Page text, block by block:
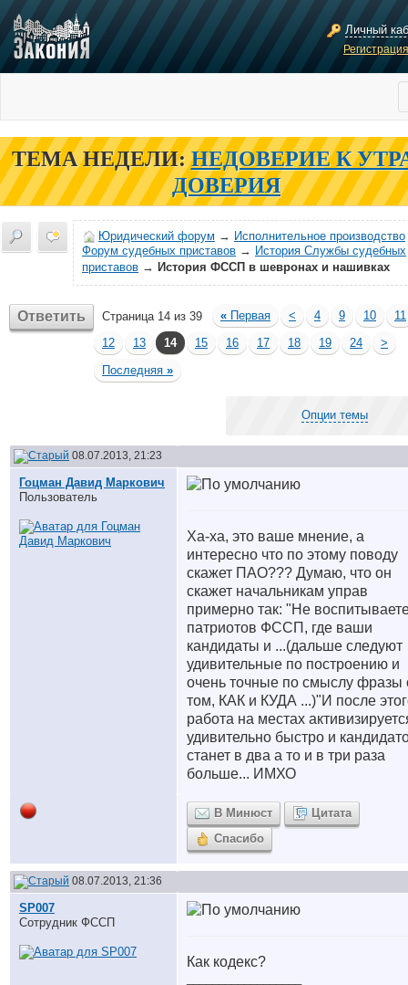
Личный
ТЕМА НЕДЕЛИ: НЕДОВЕРИЕ К
ДОВЕРИЯ
Юридический форум → Исполнительное производство
Форум судебных приставов → История Службы судебных
приставов → История ФССП в шевронах и нашивках
Ответить Страница 14 из 39 « Первая < 4 9 10
11
12
13 14 15 16 17 18 19 24
>
Последняя »
Опции темы
08.07.2013, 21:23
Гоцман Давид Маркович
Пользователь
Ха-ха, это ваше мнение, а
интересно что по этому поводу
скажет ПАО??? Думаю, что он
скажет начальникам управ
примерно так: "Не
патриотов ФССП, где ваши
кандидаты и ...(дальше следуют
удивительные по построению и
очень точные по смыслу фразы
том, КАК и КУДА ...)"И после
работа на местах
удивительно быстро и
станет в два а то и в три раза
больше... ИМХО
В Минюст
Цитата
Спасибо
08.07.2013, 21:36
SP007
Сотрудник ФССП
Как кодекс?